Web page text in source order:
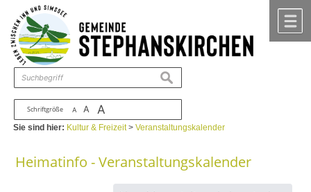
Zum Inhalt ,zur Navigation
Schriftgröße A A A
suchen
Sie sind hier: Kultur & Freizeit>Veranstaltungskalender
Heimatinfo - Veranstaltungskalender